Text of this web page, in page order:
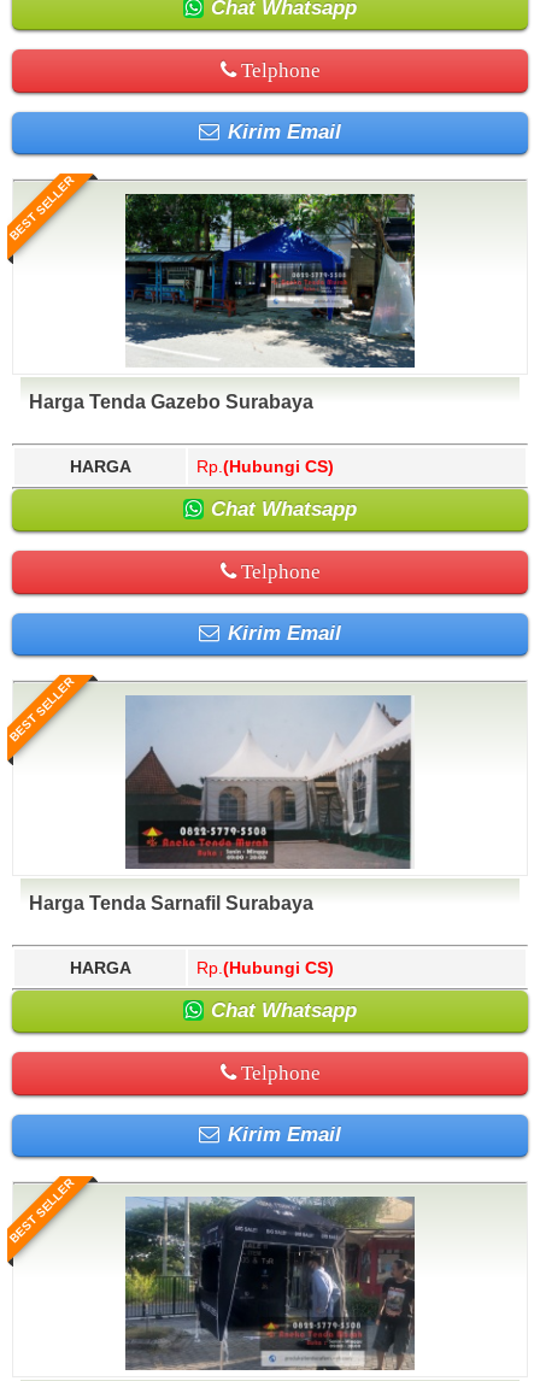
Chat Whatsapp
Telphone
Kirim Email
BEST SELLER
Harga Tenda Gazebo Surabaya
HARGA Rp. (Hubungi CS)
Chat Whatsapp
Telphone
Kirim Email
BEST SELLER
Harga Tenda Sarnafil Surabaya
HARGA Rp. (Hubungi CS)
Chat Whatsapp
Telphone
Kirim Email
BEST SELLER